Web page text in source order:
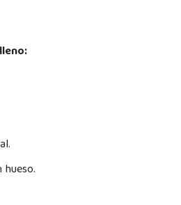
hueso.